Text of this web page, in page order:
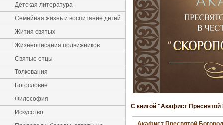
Детская литература
Семейная жизнь и воспитание детей
Жития святых
Жизнеописания подвижников
Святые отцы
Толкования
Богословие
Философия
Искусство
С книгой "Акафист
Акафист Пресвятой